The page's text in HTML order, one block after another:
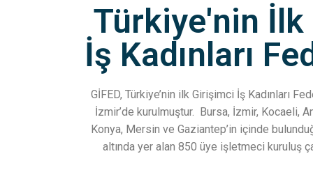
Türkiye'nin
İş Kadınları
GİFED, Türkiye’nin ilk Girişimci İş Kadınları
İzmir’de kurulmuştur. Bursa, İzmir, Kocaeli,
Konya, Mersin ve Gaziantep’in içinde
altında yer alan 850 üye işletmeci kuruluş